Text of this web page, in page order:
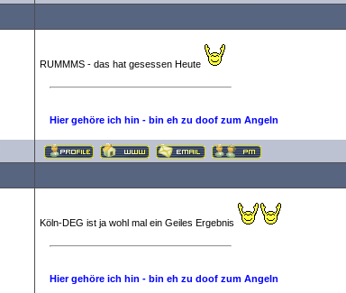
RUMMMS - das hat gesessen Heute
Hier gehöre ich hin - bin eh zu doof zum Angeln
Köln-DEG ist ja wohl mal ein Geiles Ergebnis
Hier gehöre ich hin - bin eh zu doof zum Angeln